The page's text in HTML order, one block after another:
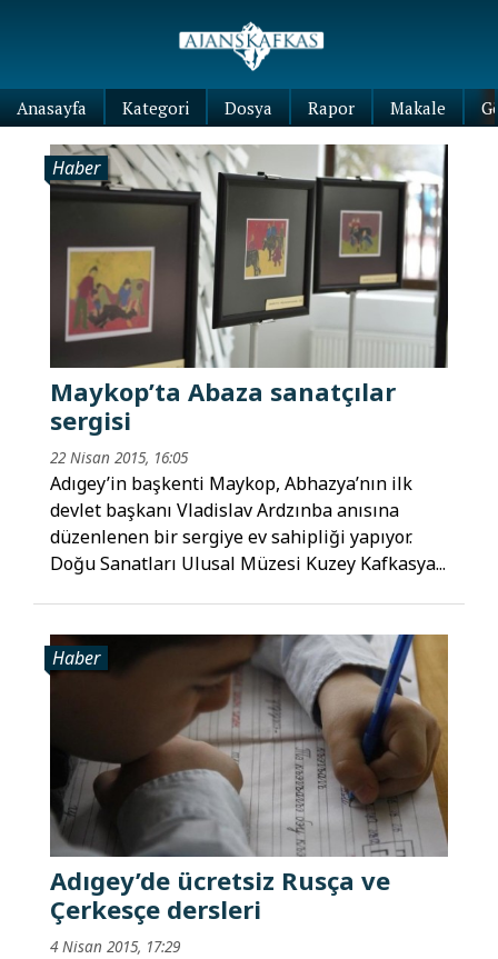
Anasayfa Kategori Dosya Rapor Makale
Haber
Maykop’ta Abaza sanatçılar
sergisi
22 Nisan 2015, 16:05
Adıgey’in başkenti Maykop, Abhazya’nın ilk
devlet başkanı Vladislav Ardzınba anısına
düzenlenen bir sergiye ev sahipliği yapıyor.
Doğu Sanatları Ulusal Müzesi Kuzey Kafkasya...
Haber
Adıgey’de ücretsiz Rusça ve
Çerkesçe dersleri
4 Nisan 2015, 17:29